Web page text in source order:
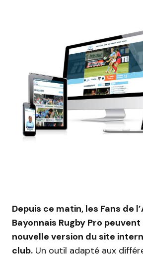
Depuis ce matin, les Fans de
Bayonnais Rugby Pro
nouvelle version du site
club. Un outil adapté aux